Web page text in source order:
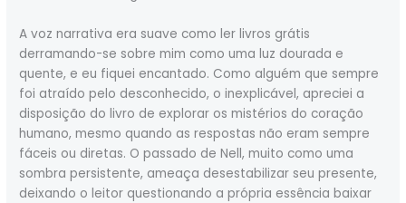
A voz narrativa era suave como ler livros grátis
derramando-se sobre mim como uma luz dourada e
quente, e eu fiquei encantado. Como alguém que sempre
foi atraído pelo desconhecido, o inexplicável, apreciei a
disposição do livro de explorar os mistérios do coração
humano, mesmo quando as respostas não eram sempre
fáceis ou diretas. O passado de Nell, muito como uma
sombra persistente, ameaça desestabilizar seu presente,
deixando o leitor questionando a própria essência baixar